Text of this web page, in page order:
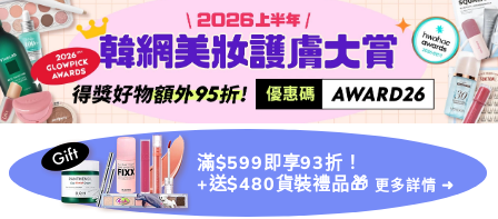
滿$599即享93折！
+送$480貨裝禮品🎁 更多詳情 ➜